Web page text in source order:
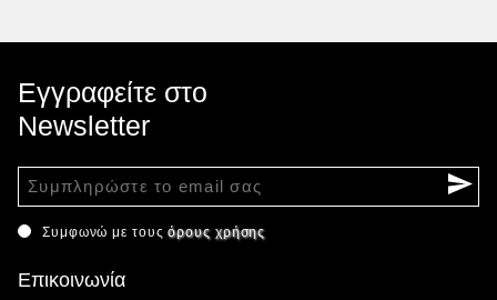
Εγγραφείτε στο
Newsletter
Συμφωνώ με τουςόρους χρήσης
Επικοινωνία